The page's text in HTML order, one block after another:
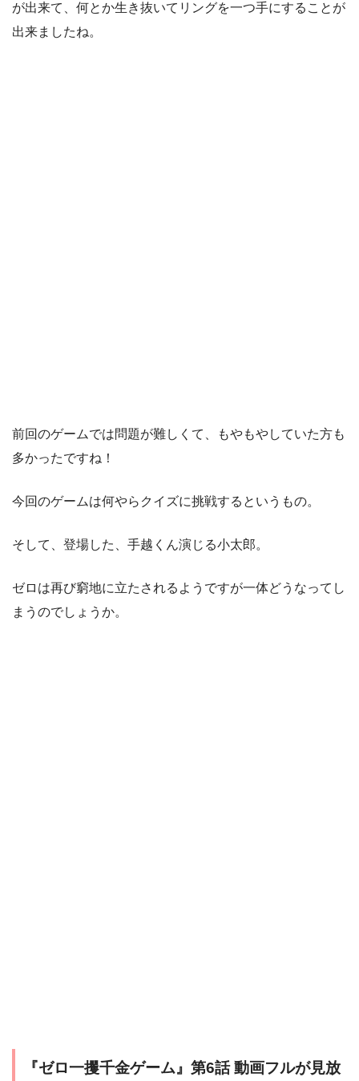
が出来て、何とか生き抜いてリングを一つ手にすることが
出来ましたね。
前回のゲームでは問題が難しくて、もやもやしていた方も
多かったですね！
今回のゲームは何やらクイズに挑戦するというもの。
そして、登場した、手越くん演じる小太郎。
ゼロは再び窮地に立たされるようですが一体どうなってし
まうのでしょうか。
『ゼロ一攫千金ゲーム』第6話 動画フルが見放